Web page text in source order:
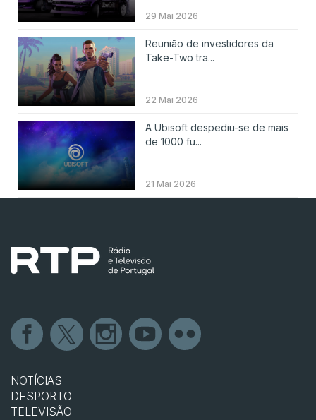
29 Mai 2026
Reunião de investidores da
Take-Two tra...
22 Mai 2026
A Ubisoft despediu-se de mais
de 1000 fu...
21 Mai 2026
NOTÍCIAS
DESPORTO
TELEVISÃO